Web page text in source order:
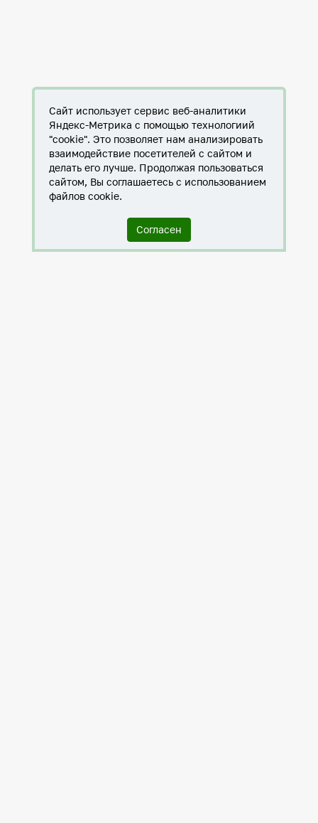
Сайт использует сервис веб-аналитики
Яндекс-Метрика с помощью технологиий
"cookie". Это позволяет нам анализировать
взаимодействие посетителей с сайтом и
делать его лучше. Продолжая пользоваться
сайтом, Вы соглашаетесь с использованием
файлов cookie.
Согласен